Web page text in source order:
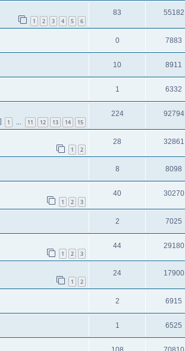
1 2 3 4 5 6
83 55182
0 7883
10 8911
1 6332
1 … 11 12 13 14 15
224 92794
1 2
28 32861
8 8098
1 2 3
40 30270
2 7025
1 2 3
44 29180
1 2
24 17900
2 6915
1 6525